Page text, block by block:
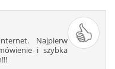
Najpierw
i szybka